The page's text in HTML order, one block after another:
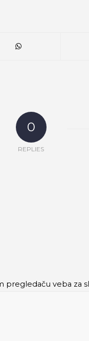
0
REPLIES
pregledaču veba za